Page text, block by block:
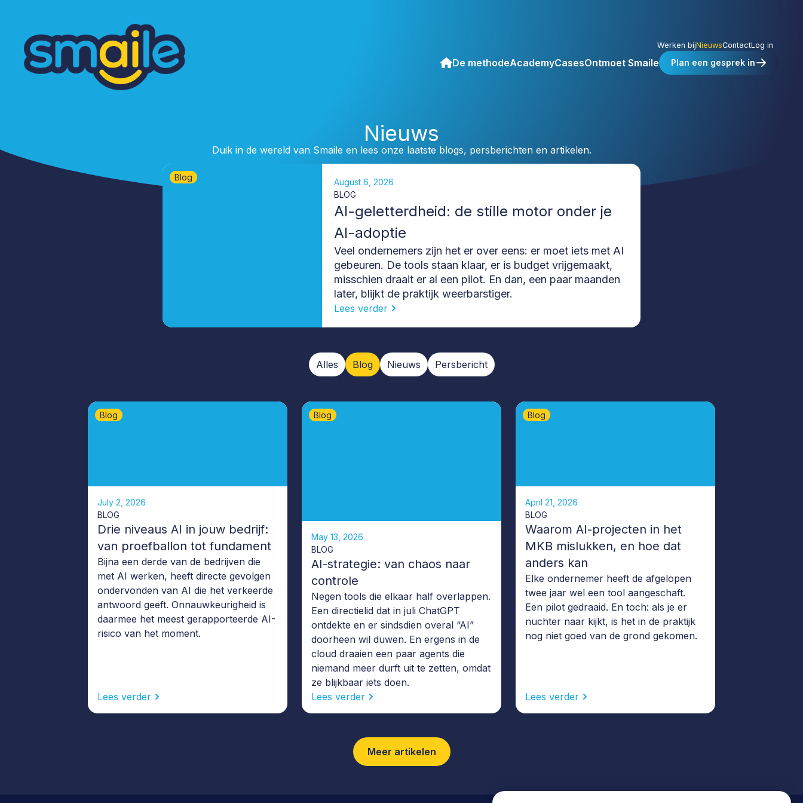
Werken bijNieuwsContactLog in
De methodeAcademyCasesOntmoet Smaile Plan een gesprek in
Nieuws
Duik in de wereld van Smaile en lees onze laatste blogs, persberichten en artikelen.
Blog
August 6, 2026
BLOG
AI-geletterdheid: de stille motor onder je
AI-adoptie
Veel ondernemers zijn het er over eens: er moet iets met AI
gebeuren. De tools staan klaar, er is budget vrijgemaakt,
misschien draait er al een pilot. En dan, een paar maanden
later, blijkt de praktijk weerbarstiger.
Lees verder
Alles Blog Nieuws Persbericht
Blog
July 2, 2026
BLOG
Drie niveaus AI in jouw bedrijf:
van proefballon tot fundament
Bijna een derde van de bedrijven die
met AI werken, heeft directe gevolgen
ondervonden van AI die het verkeerde
antwoord geeft. Onnauwkeurigheid is
daarmee het meest gerapporteerde AI-
risico van het moment.
Lees verder
Blog
May 13, 2026
BLOG
AI-strategie: van chaos naar
controle
Negen tools die elkaar half overlappen.
Een directielid dat in juli ChatGPT
ontdekte en er sindsdien overal “AI”
doorheen wil duwen. En ergens in de
cloud draaien een paar agents die
niemand meer durft uit te zetten, omdat
ze blijkbaar iets doen.
Lees verder
Blog
April 21, 2026
BLOG
Waarom AI-projecten in het
MKB mislukken, en hoe dat
anders kan
Elke ondernemer heeft de afgelopen
twee jaar wel een tool aangeschaft.
Een pilot gedraaid. En toch: als je er
nuchter naar kijkt, is het in de praktijk
nog niet goed van de grond gekomen.
Lees verder
Meer artikelen